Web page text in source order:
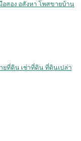
สอง อสังหา โพสขายบ้าน
ที่ดิน เช่าที่ดิน ที่ดินเปล่า